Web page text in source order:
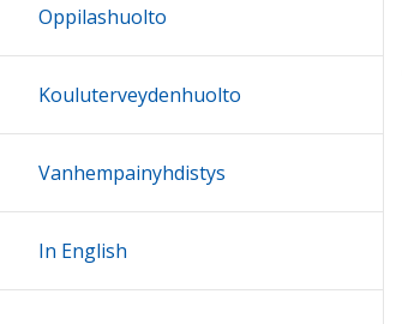
Oppilashuolto
Kouluterveydenhuolto
Vanhempainyhdistys
In English